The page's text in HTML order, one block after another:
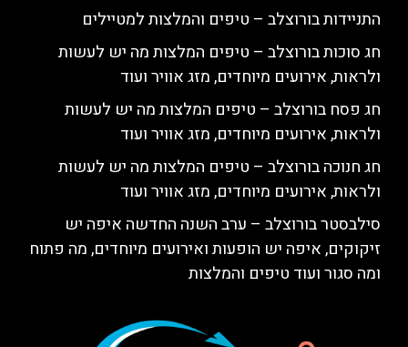
התניידות בורוצלב – טיפים והמלצות למטיילים
חג סוכות בורוצלב – טיפים המלצות מה יש לעשות
ולראות, אירועים מיוחדים, מזג אוויר ועוד
חג פסח בורוצלב – טיפים המלצות מה יש לעשות
ולראות, אירועים מיוחדים, מזג אוויר ועוד
חג חנוכה בורוצלב – טיפים המלצות מה יש לעשות
ולראות, אירועים מיוחדים, מזג אוויר ועוד
סילבסטר בורוצלב – ערב השנה החדשה איפה יש
זיקוקים, איפה יש הופעות ואירועים מיוחדים, מה פתוח
ומה סגור ועוד טיפים והמלצות